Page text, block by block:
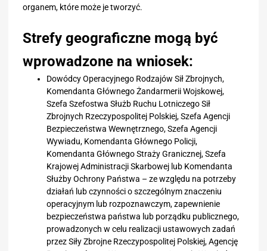
organem, które może je tworzyć.
Strefy geograficzne mogą być
wprowadzone na wniosek:
Dowódcy Operacyjnego Rodzajów Sił Zbrojnych,
Komendanta Głównego Żandarmerii Wojskowej,
Szefa Szefostwa Służb Ruchu Lotniczego Sił
Zbrojnych Rzeczypospolitej Polskiej, Szefa Agencji
Bezpieczeństwa Wewnętrznego, Szefa Agencji
Wywiadu, Komendanta Głównego Policji,
Komendanta Głównego Straży Granicznej, Szefa
Krajowej Administracji Skarbowej lub Komendanta
Służby Ochrony Państwa – ze względu na potrzeby
działań lub czynności o szczególnym znaczeniu
operacyjnym lub rozpoznawczym, zapewnienie
bezpieczeństwa państwa lub porządku publicznego,
prowadzonych w celu realizacji ustawowych zadań
przez Siły Zbrojne Rzeczypospolitej Polskiej, Agencję